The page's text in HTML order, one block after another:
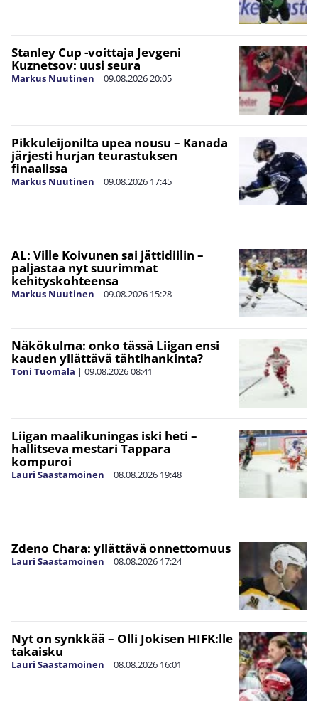
Stanley Cup -voittaja Jevgeni
Kuznetsov: uusi seura
Markus Nuutinen | 09.08.202620:05
Pikkuleijonilta upea nousu – Kanada
järjesti hurjan teurastuksen
finaalissa
Markus Nuutinen | 09.08.2026 17:45
AL: Ville Koivunen sai jättidiilin –
paljastaa nyt suurimmat
kehityskohteensa
Markus Nuutinen | 09.08.2026 15:28
Näkökulma: onko tässä Liigan ensi
kauden yllättävä tähtihankinta?
Toni Tuomala | 09.08.202608:41
Liigan maalikuningas iski heti –
hallitseva mestari Tappara
kompuroi
Lauri Saastamoinen | 08.08.2026 19:48
Zdeno Chara: yllättävä onnettomuus
Lauri Saastamoinen | 08.08.2026 17:24
Nyt on synkkää – Olli Jokisen HIFK:lle
takaisku
Lauri Saastamoinen | 08.08.2026 16:01